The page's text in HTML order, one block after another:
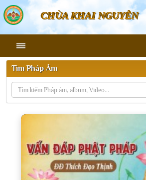
CHÙA KHAI NGUYÊN
Tìm Pháp Âm